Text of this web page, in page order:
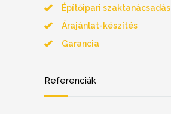
Építőipari szaktanácsadás
Árajánlat-készítés
Garancia
Referenciák